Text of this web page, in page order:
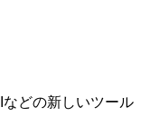
どの新しいツール